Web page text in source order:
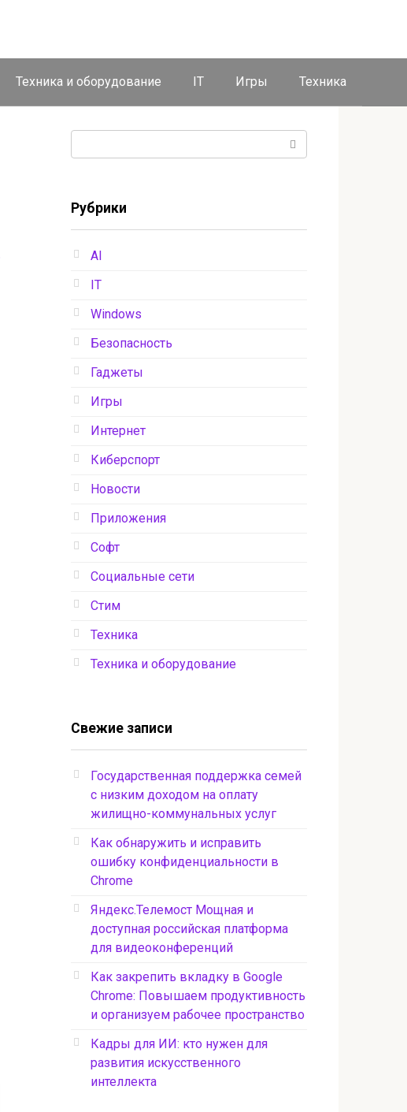
Техника и оборудование IT Игры Техника
Рубрики
AI
IT
Windows
Безопасность
Гаджеты
Игры
Интернет
Киберспорт
Новости
Приложения
Софт
Социальные сети
Стим
Техника
Техника и оборудование
Свежие записи
Государственная поддержка семей
с низким доходом на оплату
жилищно-коммунальных услуг
Как обнаружить и исправить
ошибку конфиденциальности в
Chrome
Яндекс.Телемост Мощная и
доступная российская платформа
для видеоконференций
Как закрепить вкладку в Google
Chrome: Повышаем продуктивность
и организуем рабочее пространство
Кадры для ИИ: кто нужен для
развития искусственного
интеллекта